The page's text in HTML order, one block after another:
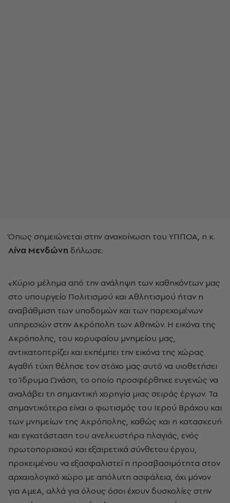
Όπως σημειώνεται στην ανακοίνωση του ΥΠΠΟΑ, η κ.
Λίνα Μενδώνη δήλωσε:
«Κύριο μέλημα από την ανάληψη των καθηκόντων μας
στο υπουργείο Πολιτισμού και Αθλητισμού ήταν η
αναβάθμιση των υποδομών και των παρεχομένων
υπηρεσιών στην Ακρόπολη των Αθηνών. Η εικόνα της
Ακρόπολης, του κορυφαίου μνημείου μας,
αντικατοπτρίζει και εκπέμπει την εικόνα της χώρας.
Αγαθή τύχη θέλησε τον στόχο μας αυτό να υιοθετήσει
το Ίδρυμα Ωνάση, το οποίο προσφέρθηκε ευγενώς να
αναλάβει τη σημαντική χορηγία μιας σειράς έργων. Τα
σημαντικότερα είναι ο φωτισμός του Ιερού Βράχου και
των μνημείων της Ακρόπολης, καθώς και η κατασκευή
και εγκατάσταση του ανελκυστήρα πλαγιάς, ενός
πρωτοποριακού και εξαιρετικά σύνθετου έργου,
προκειμένου να εξασφαλιστεί η προσβασιμότητα στον
αρχαιολογικό χώρο με απόλυτη ασφάλεια, όχι μόνον
για ΑμεΑ, αλλά για όλους όσοι έχουν δυσκολίες στην